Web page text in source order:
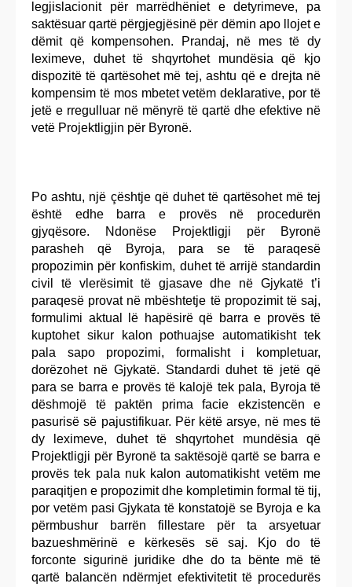
legjislacionit për marrëdhëniet e detyrimeve, pa
saktësuar qartë përgjegjësinë për dëmin apo llojet e
dëmit që kompensohen. Prandaj, në mes të dy
leximeve, duhet të shqyrtohet mundësia që kjo
dispozitë të qartësohet më tej, ashtu që e drejta në
kompensim të mos mbetet vetëm deklarative, por të
jetë e rregulluar në mënyrë të qartë dhe efektive në
vetë Projektligjin për Byronë.
Po ashtu, një çështje që duhet të qartësohet më tej
është edhe barra e provës në procedurën
gjyqësore. Ndonëse Projektligji për Byronë
parasheh që Byroja, para se të paraqesë
propozimin për konfiskim, duhet të arrijë standardin
civil të vlerësimit të gjasave dhe në Gjykatë t’i
paraqesë provat në mbështetje të propozimit të saj,
formulimi aktual lë hapësirë që barra e provës të
kuptohet sikur kalon pothuajse automatikisht tek
pala sapo propozimi, formalisht i kompletuar,
dorëzohet në Gjykatë. Standardi duhet të jetë që
para se barra e provës të kalojë tek pala, Byroja të
dëshmojë të paktën prima facie ekzistencën e
pasurisë së pajustifikuar. Për këtë arsye, në mes të
dy leximeve, duhet të shqyrtohet mundësia që
Projektligji për Byronë ta saktësojë qartë se barra e
provës tek pala nuk kalon automatikisht vetëm me
paraqitjen e propozimit dhe kompletimin formal të tij,
por vetëm pasi Gjykata të konstatojë se Byroja e ka
përmbushur barrën fillestare për ta arsyetuar
bazueshmërinë e kërkesës së saj. Kjo do të
forconte sigurinë juridike dhe do ta bënte më të
qartë balancën ndërmjet efektivitetit të procedurës